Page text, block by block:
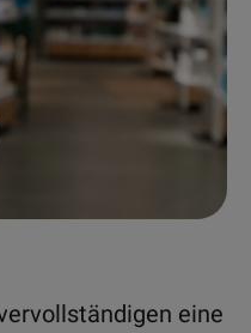
eine